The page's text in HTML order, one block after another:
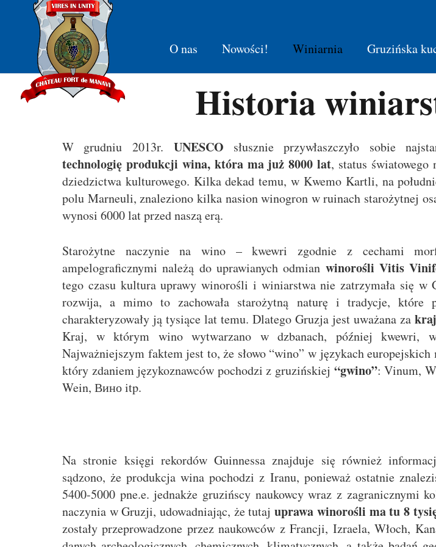
O nas Nowości! Winiarnia Gruzińska
Historia
W grudniu 2013r. UNESCO słusznie przywłaszczyło sobie
technologię produkcji wina, która ma już 8000 lat, status światowego
dziedzictwa kulturowego. Kilka dekad temu, w Kwemo Kartli, na
polu Marneuli, znaleziono kilka nasion winogron w ruinach starożytnej
wynosi 6000 lat przed naszą erą.
Starożytne naczynie na wino – kwewri zgodnie z cechami
ampelograficznymi należą do uprawianych odmian winorośli Vitis
tego czasu kultura uprawy winorośli i winiarstwa nie zatrzymała się w
rozwija, a mimo to zachowała starożytną naturę i tradycje, które
charakteryzowały ją tysiące lat temu. Dlatego Gruzja jest uważana za
Kraj, w którym wino wytwarzano w dzbanach, później kwewri,
Najważniejszym faktem jest to, że słowo “wino” w językach europejskich
który zdaniem językoznawców pochodzi z gruzińskiej “gwino”: Vinum,
Wein, Вино itp.
Na stronie księgi rekordów Guinnessa znajduje się również
sądzono, że produkcja wina pochodzi z Iranu, ponieważ ostatnie
5400-5000 pne.e. jednakże gruzińscy naukowcy wraz z zagranicznymi
naczynia w Gruzji, udowadniając, że tutajuprawa winorośli ma tu 8
zostały przeprowadzone przez naukowców z Francji, Izraela, Włoch,